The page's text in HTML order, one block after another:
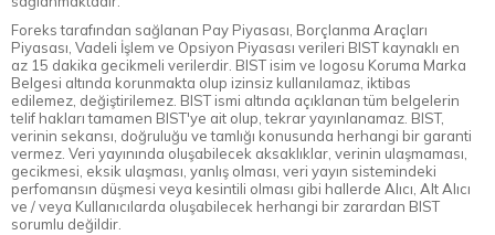
Foreks tarafından sağlanan Pay Piyasası, Borçlanma Araçları
Piyasası, Vadeli İşlem ve Opsiyon Piyasası verileri BIST kaynaklı en
az 15 dakika gecikmeli verilerdir. BIST isim ve logosu Koruma Marka
Belgesi altında korunmakta olup izinsiz kullanılamaz, iktibas
edilemez, değiştirilemez. BIST ismi altında açıklanan tüm belgelerin
telif hakları tamamen BIST'ye ait olup, tekrar yayınlanamaz. BIST,
verinin sekansı, doğruluğu ve tamlığı konusunda herhangi bir garanti
vermez. Veri yayınında oluşabilecek aksaklıklar, verinin ulaşmaması,
gecikmesi, eksik ulaşması, yanlış olması, veri yayın sistemindeki
perfomansın düşmesi veya kesintili olması gibi hallerde Alıcı, Alt Alıcı
ve / veya Kullanıcılarda oluşabilecek herhangi bir zarardan BIST
sorumlu değildir.